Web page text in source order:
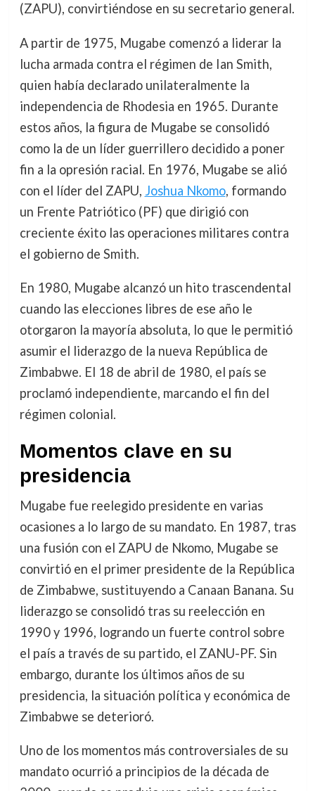
(ZAPU), convirtiéndose en su secretario general.
A partir de 1975, Mugabe comenzó a liderar la
lucha armada contra el régimen de Ian Smith,
quien había declarado unilateralmente la
independencia de Rhodesia en 1965. Durante
estos años, la figura de Mugabe se consolidó
como la de un líder guerrillero decidido a poner
fin a la opresión racial. En 1976, Mugabe se alió
con el líder del ZAPU, Joshua Nkomo, formando
un Frente Patriótico (PF) que dirigió con
creciente éxito las operaciones militares contra
el gobierno de Smith.
En 1980, Mugabe alcanzó un hito trascendental
cuando las elecciones libres de ese año le
otorgaron la mayoría absoluta, lo que le permitió
asumir el liderazgo de la nueva República de
Zimbabwe. El 18 de abril de 1980, el país se
proclamó independiente, marcando el fin del
régimen colonial.
Momentos clave en su
presidencia
Mugabe fue reelegido presidente en varias
ocasiones a lo largo de su mandato. En 1987, tras
una fusión con el ZAPU de Nkomo, Mugabe se
convirtió en el primer presidente de la República
de Zimbabwe, sustituyendo a Canaan Banana. Su
liderazgo se consolidó tras su reelección en
1990 y 1996, logrando un fuerte control sobre
el país a través de su partido, el ZANU-PF. Sin
embargo, durante los últimos años de su
presidencia, la situación política y económica de
Zimbabwe se deterioró.
Uno de los momentos más controversiales de su
mandato ocurrió a principios de la década de